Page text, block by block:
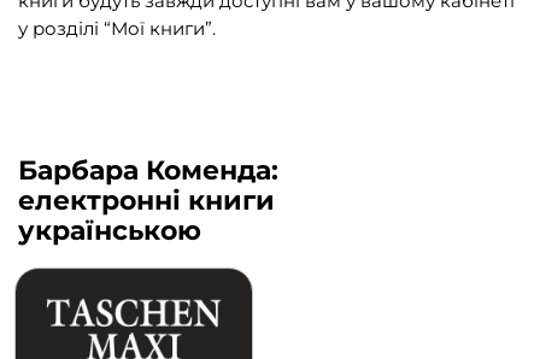
у розділі “Мої книги”.
Барбара Коменда:
електронні книги
українською